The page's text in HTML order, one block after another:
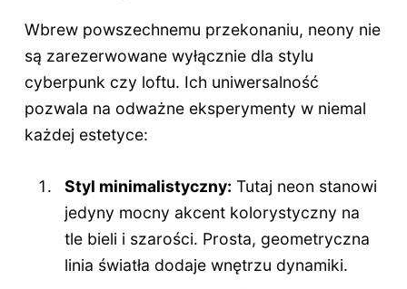
Wbrew powszechnemu przekonaniu, neony nie
są zarezerwowane wyłącznie dla stylu
cyberpunk czy loftu. Ich uniwersalność
pozwala na odważne eksperymenty w niemal
każdej estetyce:
Styl minimalistyczny: Tutaj neon stanowi
jedyny mocny akcent kolorystyczny na
tle bieli i szarości. Prosta, geometryczna
linia światła dodaje wnętrzu dynamiki.